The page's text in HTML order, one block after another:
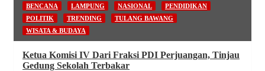
BENCANA LAMPUNG NASIONAL
PENDIDIKAN
POLITIK
TRENDING
TULANG BAWANG
WISATA & BUDAYA
Ketua Komisi IV Dari Fraksi PDI Perjuangan, Tinjau
Gedung Sekolah Terbakar